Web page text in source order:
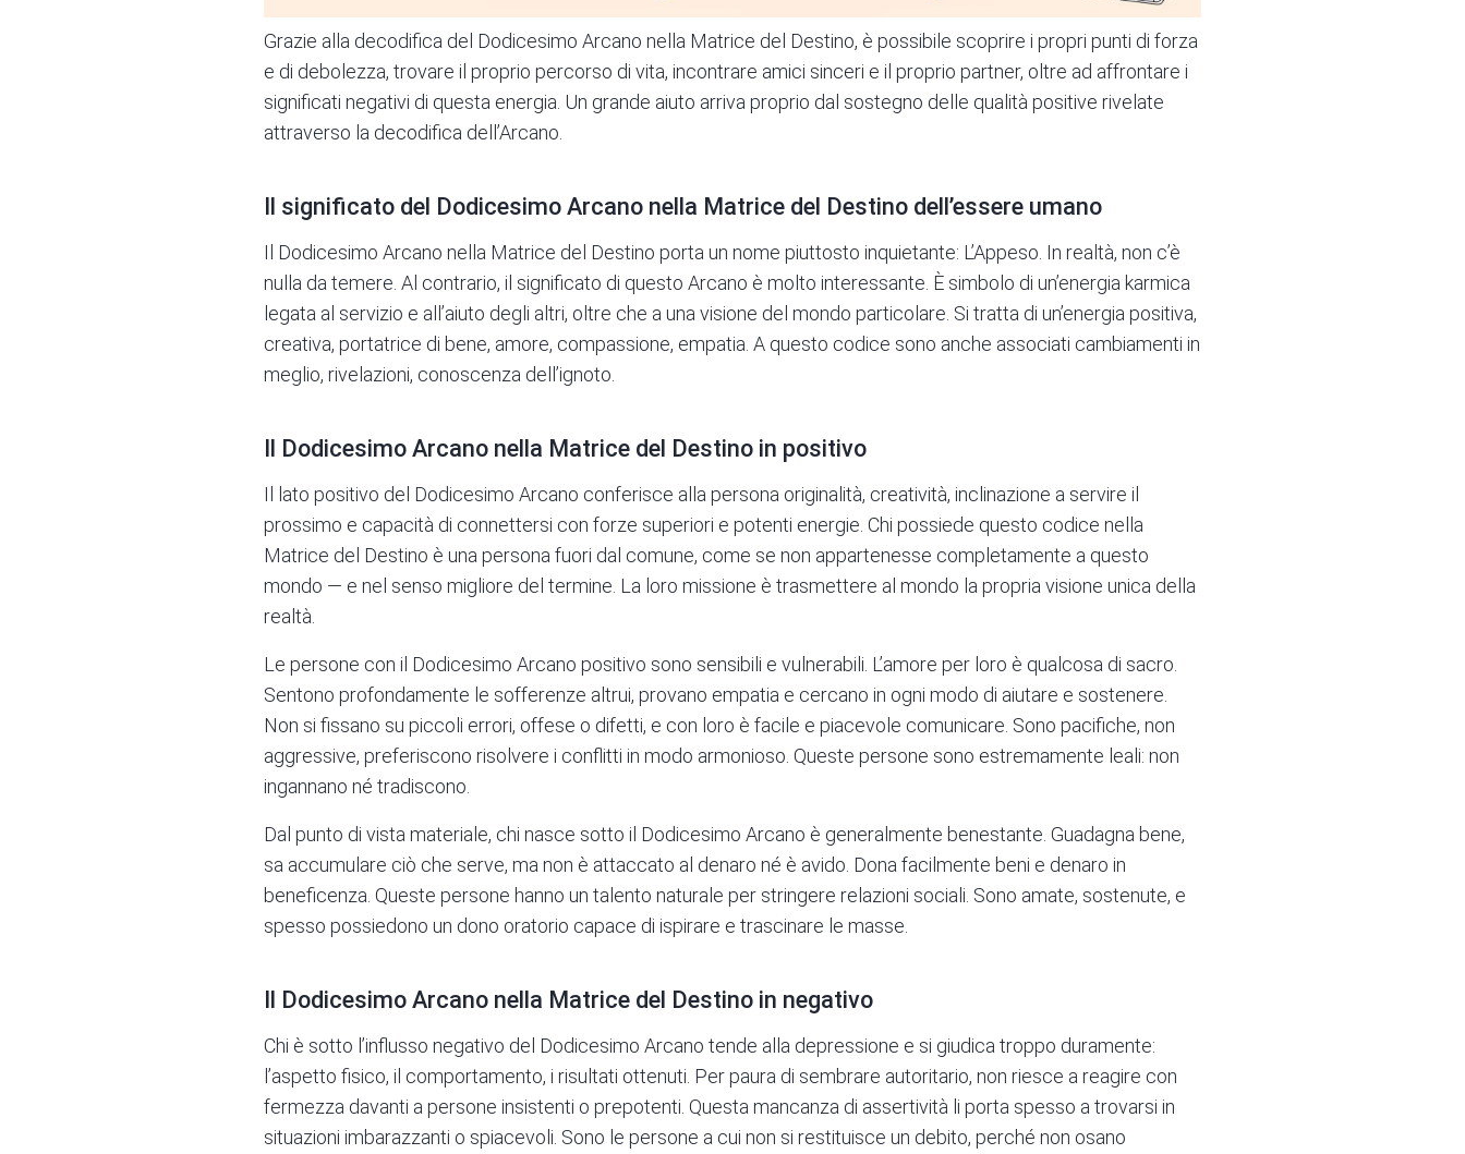
Grazie alla decodifica del Dodicesimo Arcano nella Matrice del Destino, è possibile scoprire i propri punti di forza
e di debolezza, trovare il proprio percorso di vita, incontrare amici sinceri e il proprio partner, oltre ad affrontare i
significati negativi di questa energia. Un grande aiuto arriva proprio dal sostegno delle qualità positive rivelate
attraverso la decodifica dell’Arcano.
Il significato del Dodicesimo Arcano nella Matrice del Destino dell’essere umano
Il Dodicesimo Arcano nella Matrice del Destino porta un nome piuttosto inquietante: L’Appeso. In realtà, non c’è
nulla da temere. Al contrario, il significato di questo Arcano è molto interessante. È simbolo di un’energia karmica
legata al servizio e all’aiuto degli altri, oltre che a una visione del mondo particolare. Si tratta di un’energia positiva,
creativa, portatrice di bene, amore, compassione, empatia . A questo codice sono anche associati cambiamenti in
meglio, rivelazioni, conoscenza dell’ignoto.
Il Dodicesimo Arcano nella Matrice del Destino in positivo
Il lato positivo del Dodicesimo Arcano conferisce alla persona originalità, creatività, inclinazione a servire il
prossimo e capacità di connettersi con forze superiori e potenti energie. Chi possiede questo codice nella
Matrice del Destino è una persona fuori dal comune, come se non appartenesse completamente a questo
mondo — e nel senso migliore del termine. La loro missione è trasmettere al mondo la propria visione unica della
realtà.
Le persone con il Dodicesimo Arcano positivo sono sensibili e vulnerabili. L’amore per loro è qualcosa di sacro.
Sentono profondamente le sofferenze altrui, provano empatia e cercano in ogni modo di aiutare e sostenere.
Non si fissano su piccoli errori, offese o difetti, e con loro è facile e piacevole comunicare. Sono pacifiche, non
aggressive, preferiscono risolvere i conflitti in modo armonioso. Queste persone sono estremamente leali: non
ingannano né tradiscono.
Dal punto di vista materiale, chi nasce sotto il Dodicesimo Arcano è generalmente benestante. Guadagna bene,
sa accumulare ciò che serve, ma non è attaccato al denaro né è avido. Dona facilmente beni e denaro in
beneficenza. Queste persone hanno un talento naturale per stringere relazioni sociali. Sono amate, sostenute, e
spesso possiedono un dono oratorio capace di ispirare e trascinare le masse.
Il Dodicesimo Arcano nella Matrice del Destino in negativo
Chi è sotto l’influsso negativo del Dodicesimo Arcano tende alla depressione e si giudica troppo duramente:
l’aspetto fisico, il comportamento, i risultati ottenuti. Per paura di sembrare autoritario, non riesce a reagire con
fermezza davanti a persone insistenti o prepotenti. Questa mancanza di assertività li porta spesso a trovarsi in
situazioni imbarazzanti o spiacevoli. Sono le persone a cui non si restituisce un debito, perché non osano